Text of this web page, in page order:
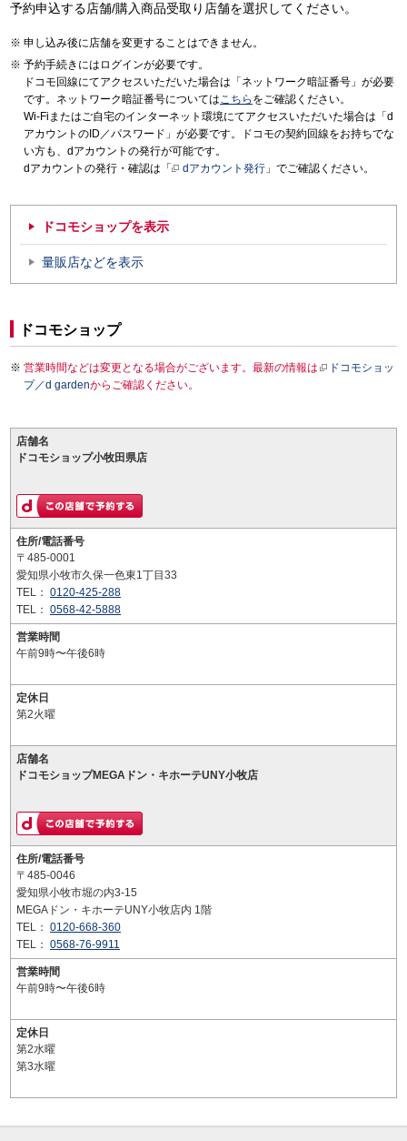
予約申込する店舗/購入商品受取り店舗を選択してください。
申し込み後に店舗を変更することはできません。
予約手続きにはログインが必要です。
ドコモ回線にてアクセスいただいた場合は「ネットワーク暗証番号」が必要
です。ネットワーク暗証番号についてはこちら をご確認ください。
Wi-Fiまたはご自宅のインターネット環境にてアクセスいただいた場合は「d
アカウントのID／パスワード」が必要です。ドコモの契約回線をお持ちでな
い方も、dアカウントの発行が可能です。
dアカウントの発行・確認は「
dアカウント発行 」でご確認ください。
ドコモショップを表示
量販店などを表示
ドコモショップ
営業時間などは変更となる場合がございます。最新の情報は
ドコモショッ
プ／d gardenからご確認ください。
店舗名
ドコモショップ小牧田県店
住所/電話番号
〒485-0001
愛知県小牧市久保一色東1丁目33
TEL： 0120-425-288
TEL： 0568-42-5888
営業時間
午前9時〜午後6時
定休日
第2火曜
店舗名
ドコモショップMEGAドン・キホーテUNY小牧店
住所/電話番号
〒485-0046
愛知県小牧市堀の内3-15
MEGAドン・キホーテUNY小牧店内 1階
TEL： 0120-668-360
TEL： 0568-76-9911
営業時間
午前9時〜午後6時
定休日
第2水曜
第3水曜